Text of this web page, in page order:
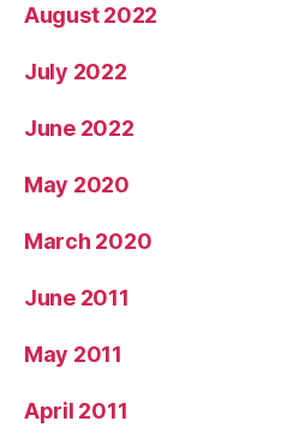
August 2022
July 2022
June 2022
May 2020
March 2020
June 2011
May 2011
April 2011